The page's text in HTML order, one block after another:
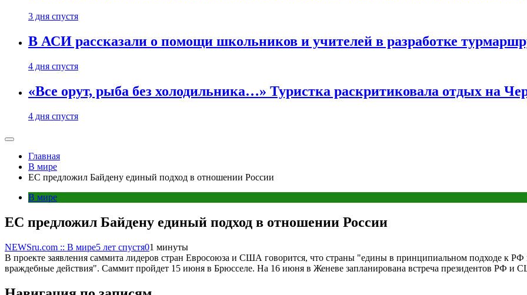
3 дня спустя
В АСИ рассказали о помощи школьников и учителей в разработке
4 дня спустя
«Все орут, рыба без холодильника…» Туристка раскритиковала отдых на
4 дня спустя
Главная
В мире
ЕС предложил Байдену единый подход в отношении России
В мире
ЕС предложил Байдену единый подход в отношении России
NEWSru.com :: В мире5 лет спустя01 минуты
В проекте заявления саммита лидеров стран Евросоюза и США говорится, что страны "едины в принципиальном подходе к РФ
враждебные действия". Саммит пройдет 15 июня в Брюсселе. На 16 июня в Женеве запланирована встреча президентов РФ и